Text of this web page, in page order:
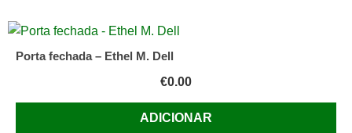
Porta fechada – Ethel M. Dell
€0.00
ADICIONAR